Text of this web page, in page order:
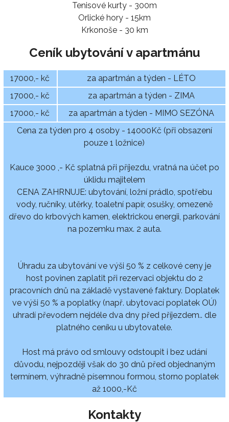
Tenisové kurty - 300m
Orlické hory - 15km
Krkonoše - 30 km
Ceník ubytování v apartmánu
17000,- kč
za apartmán a týden - LÉTO
17000,- kč
za apartmán a týden - ZIMA
17000,- kč
za apartmán a týden - MIMO SEZÓNA
Cena za týden pro 4 osoby - 14000Kč (při obsazení
pouze 1 ložnice)
Kauce 3000 ,- Kč splatná při příjezdu, vratná na účet po
úklidu majitelem
CENA ZAHRNUJE: ubytování, ložní prádlo, spotřebu
vody, ručníky, utěrky, toaletní papír, osušky, omezeně
dřevo do krbových kamen, elektrickou energii, parkování
na pozemku max. 2 auta.
Úhradu za ubytování ve výši 50 % z celkové ceny je
host povinen zaplatit při rezervaci objektu do 2
pracovních dnů na základě vystavené faktury. Doplatek
ve výši 50 % a poplatky (např. ubytovací poplatek OÚ)
uhradí převodem nejdéle dva dny před příjezdem.. dle
platného ceníku u ubytovatele.
Host má právo od smlouvy odstoupit i bez udání
důvodu, nejpozději však do 30 dnů před objednaným
termínem, výhradně písemnou formou, storno poplatek
až 1000,-Kč
Kontakty